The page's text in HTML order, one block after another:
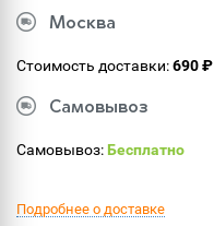
Москва
Стоимость доставки:690 ₽
Самовывоз
Самовывоз:Бесплатно
Подробнее о доставке